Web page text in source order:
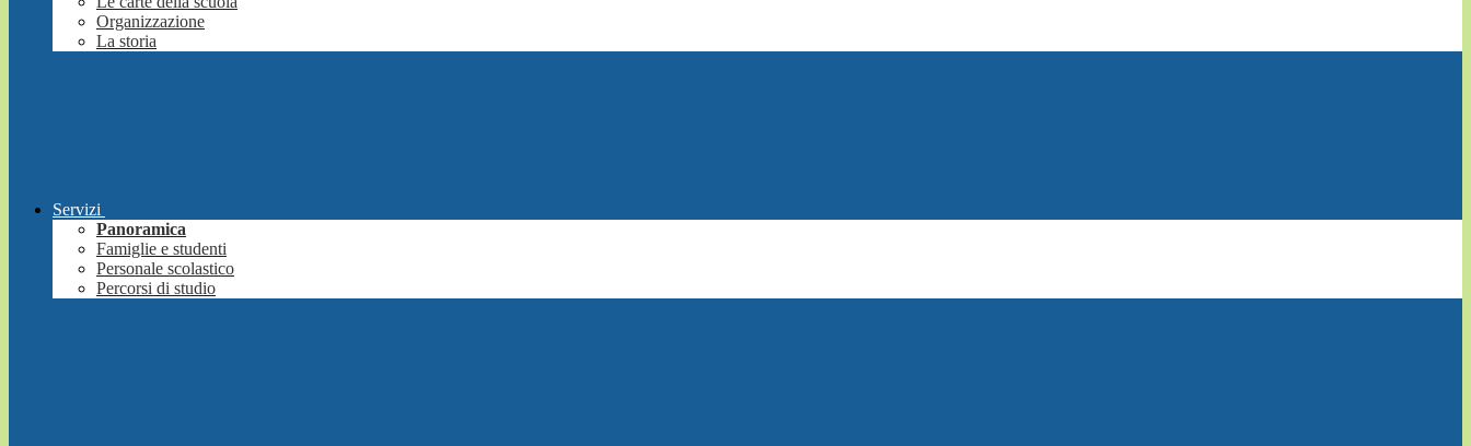
Organizzazione
La storia
Servizi
Panoramica
Famiglie e studenti
Personale scolastico
Percorsi di studio